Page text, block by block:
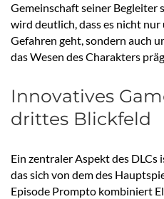
Gemeinschaft seiner Begleiter
wird deutlich, dass es nicht
Gefahren geht, sondern auch
das Wesen des Charakters
Innovatives
drittes Blickfeld
Ein zentraler Aspekt des DLCs
das sich von dem des
Episode Prompto kombiniert